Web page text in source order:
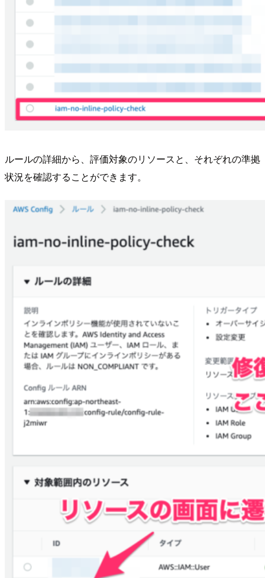
ルールの詳細から、評価対象のリソースと、それぞれの準拠
状況を確認することができます。